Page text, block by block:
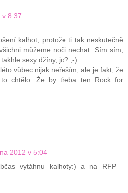
v 8:37
kalhot, protože ti tak neskutečně
můžeme noči nechat. Sím sím,
sexy džíny, jo? ;-)
vůbec nijak neřeším, ale je fakt, že
to chtělo. Źe by třeba ten Rock for
2012 v 5:04
vytáhnu kalhoty:) a na RFP